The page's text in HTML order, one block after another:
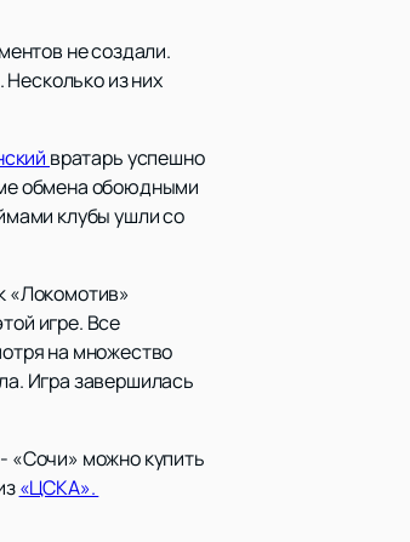
не создали.
Несколько из них
вратарь успешно
обмена обоюдными
клубы ушли со
«Локомотив»
игре. Все
на множество
Игра завершилась
«Сочи» можно купить
«ЦСКА».